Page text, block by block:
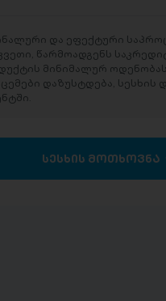
და ეფექტური
წარმოადგენს
მინიმალურ
დაზუსტდება, სესხის
სესხის მოთხოვნა